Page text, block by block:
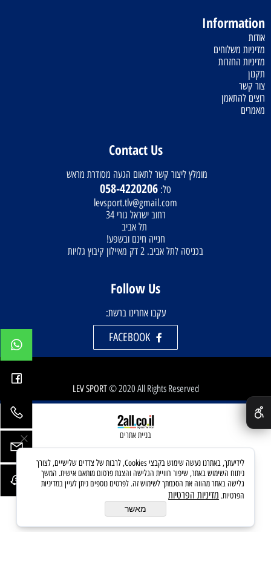
Information
אודות
מדיניות משלוחים
מדיניות החזרות
תקנון
צור קשר
רוצים להתאמן
מאמרים
Contact Us
מומלץ ליצור קשר לתאום הגעה מסודרת מראש
טל: 058-4220206
levsport.tlv@gmail.com
רחוב ישראל גורי 34
תל אביב
חנייה חינם ובשפע!
בכניסה לתל אביב. 2 דק מאיילון קיבוץ גלויות
Follow Us
עקבו אחרינו ברשת:
FACEBOOK
LEV SPORT© 2020 All Rights Reserved
בניית אתרים
לידיעתך, באתרנו נעשה שימוש בקבצי Cookies, לרבות של צדדים שלישיים, לצורך
ניתוח השימוש באתר, שיפור חוויית הגלישה והצגת פרסום מותאם אישית. המשך
גלישה באתר מהווה את הסכמתך לשימוש זה. לפרטים נוספים ניתן לעיין במדיניות
הפרטיות. מדיניות הפרטיות
מאשר